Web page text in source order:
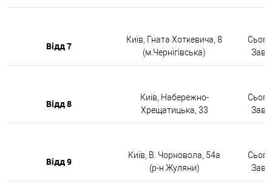
Відд 7
Київ, Гната Хоткевича, 8
(м.Чернігівська)
Відд 8
Київ, Набережно-
Хрещатицька, 33
Відд 9
Київ, В. Чорновола, 54а
(р-н Жуляни)